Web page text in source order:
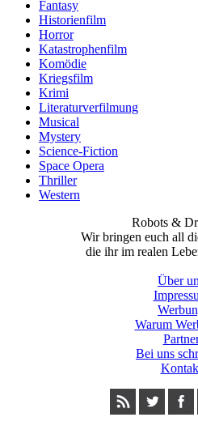
Fantasy
Historienfilm
Horror
Katastrophenfilm
Komödie
Kriegsfilm
Krimi
Literaturverfilmung
Musical
Mystery
Science-Fiction
Space Opera
Thriller
Western
Robots &
Wir bringen euch all
die ihr im realen
Über
Warum
Bei uns